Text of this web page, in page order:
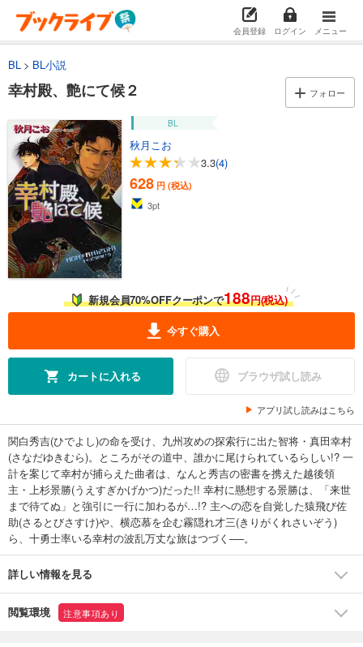
会員登録 ログイン メニュー
BL BL小説
幸村殿、艶にて候２ フォロー
BL
秋月こお
3.3(4)
628 円 (税込)
3pt
新規会員70%OFFクーポンで188円(税込)
今すぐ購入
カートに入れる ブラウザ試し読み
アプリ試し読みはこちら
関白秀吉(ひでよし)の命を受け、九州攻めの探索行に出た智将・真田幸村
(さなだゆきむら)。ところがその道中、誰かに尾けられているらしい!? 一
計を案じて幸村が捕らえた曲者は、なんと秀吉の密書を携えた越後領
主・上杉景勝(うえすぎかげかつ)だった!! 幸村に懸想する景勝は、「来世
まで待てぬ」と強引に一行に加わるが…!? 主への恋を自覚した猿飛び佐
助(さるとびさすけ)や、横恋慕を企む霧隠れ才三(きりがくれさいぞう)
ら、十勇士率いる幸村の波乱万丈な旅はつづく──。
詳しい情報を見る
閲覧環境 注意事項あり